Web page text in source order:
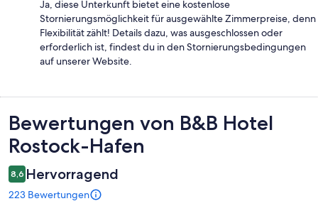
Ja, diese Unterkunft bietet eine kostenlose
Stornierungsmöglichkeit für ausgewählte Zimmerpreise, denn
Flexibilität zählt! Details dazu, was ausgeschlossen oder
erforderlich ist, findest du in den Stornierungsbedingungen
auf unserer Website.
Bewertungen
Bewertungen von B&B Hotel
Rostock-Hafen
8,6 Hervorragend
223 Bewertungen